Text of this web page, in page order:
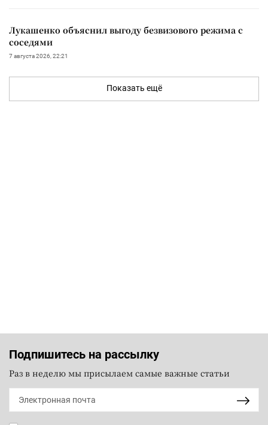
Лукашенко объяснил выгоду безвизового режима с
соседями
7 августа 2026, 22:21
Показать ещё
Подпишитесь на рассылку
Раз в неделю мы присылаем самые важные статьи